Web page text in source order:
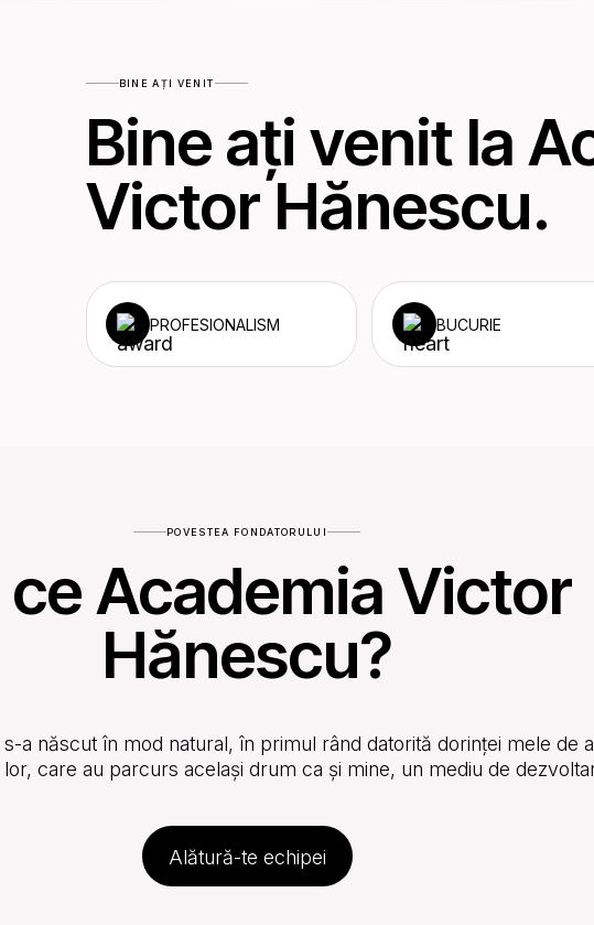
BINE AȚI VENIT
Bine ați venit la
Victor Hănescu.
PROFESIONALISM BUCURIE
POVESTEA FONDATORULUI
ce Academia Victor
Hănescu?
a născut în mod natural, în primul rând datorită dorinței mele de
care au parcurs același drum ca și mine, un mediu de
Alătură-te echipei